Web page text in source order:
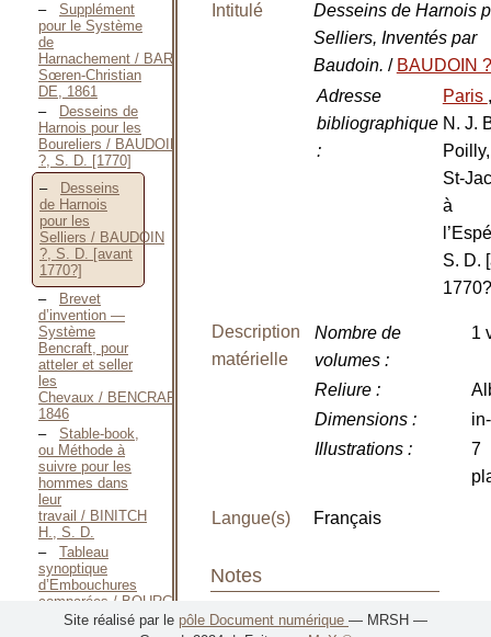
Supplément
pour le Système
de
Harnachement / BARTH
Sœren-Christian
DE, 1861
Desseins de
Harnois pour les
Boureliers / BAUDOIN
?, S. D. [1770]
Desseins
de Harnois
pour les
Selliers / BAUDOIN
?, S. D. [avant
1770?]
Brevet
d’invention —
Système
Bencraft, pour
atteler et seller
les
Chevaux / BENCRAFT,
1846
Stable-book,
ou Méthode à
suivre pour les
hommes dans
leur
travail / BINITCH
H., S. D.
Tableau
synoptique
d’Embouchures
comparées / BOURGE
Antoine-Romain
Intitulé
Desseins de Harnois
Selliers, Inventés par
Baudoin. / BAUDOIN ?
Adresse
bibliographique
:
Paris
N. J.
St-
à
S. D.
Description
matérielle
Nombre de
volumes:
1
Reliure:
Dimensions:
Illustrations:
7
Langue(s) Français
Notes
Notes sur la
Site réalisé par le pôle Document numérique — MRSH —